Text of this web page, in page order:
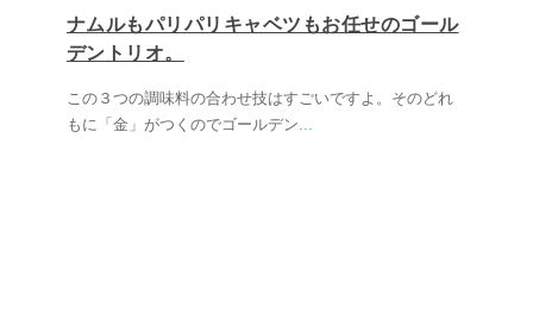
ナムルもパリパリキャベツもお任せのゴール
デントリオ。
この３つの調味料の合わせ技はすごいですよ。そのどれ
もに「金」がつくのでゴールデン...